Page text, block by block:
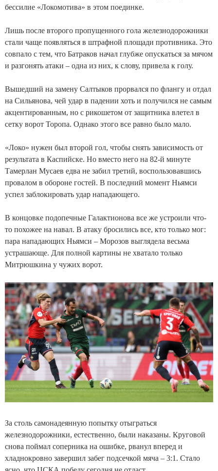
бессилие «Локомотива» в этом поединке.
Лишь после второго пропущенного гола железнодорожники
стали чаще появляться в штрафной площади противника. Это
совпало с тем, что Батраков начал глубже опускаться за мячом
и разгонять атаки – одна из них, к слову, привела к голу.
Вышедший на замену Салтыков прорвался по флангу и отдал
на Сильянова, чей удар в падении хоть и получился не самым
акцентированным, но с рикошетом от защитника влетел в
сетку ворот Торопа. Однако этого все равно было мало.
«Локо» нужен был второй гол, чтобы снять зависимость от
результата в Каспийске. Но вместо него на 82-й минуте
Тамерлан Мусаев едва не забил третий, воспользовавшись
провалом в обороне гостей. В последний момент Ньямси
успел заблокировать удар нападающего.
В концовке подопечные Галактионова все же устроили что-
то похожее на навал. В атаку бросились все, кто только мог:
пара нападающих Ньямси – Морозов выглядела весьма
устрашающе. Для полной картины не хватало только
Митрюшкина у чужих ворот.
За столь самонадеянную попытку отыграться
железнодорожники, естественно, были наказаны. Круговой
снова поймал соперника на ошибке, рванул вперед и
хладнокровно завершил забег подсечкой мяча – 3:1. Стало